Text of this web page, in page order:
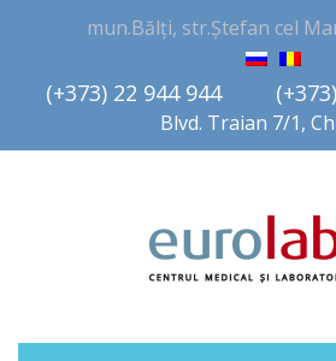
mun.Bălți, str.Ștefan cel
(+373) 22 944 944
Blvd. Traian 7/1,